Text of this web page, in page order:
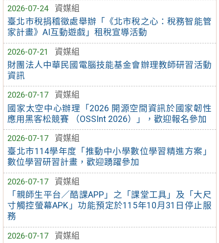
2026-07-24
資媒組
臺北市稅捐稽徵處舉辦「《北市稅之心：稅務智能管
家計畫》AI互動遊戲」租稅宣導活動
2026-07-21
資媒組
財團法人中華民國電腦技能基金會辦理教師研習活動
資訊
2026-07-17
資媒組
國家太空中心辦理「2026 開源空間資訊於國家韌性
應用黑客松競賽 （OSSInt 2026）」，歡迎報名參加
2026-07-17
資媒組
臺北市114學年度「推動中小學數位學習精進方案」
數位學習研習計畫，歡迎踴躍參加
2026-07-17
資媒組
「親師生平台／酷課APP」之「課堂工具」及「大尺
寸觸控螢幕APK」功能預定於115年10月31日停止服
務
2026-07-17
資媒組